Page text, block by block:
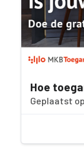
Hoe
Geplaatst